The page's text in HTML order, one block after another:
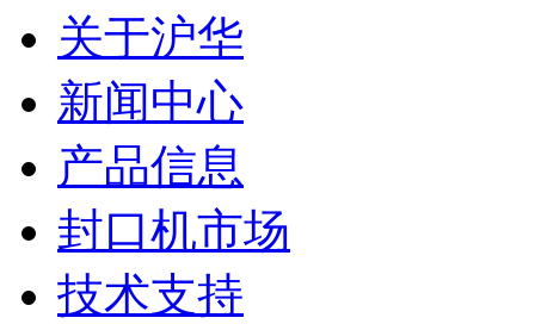
关于沪华
新闻中心
产品信息
封口机市场
技术支持